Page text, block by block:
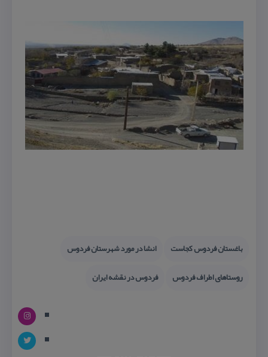
باغستان فردوس كجاست
انشا در مورد شهرستان فردوس
روستاهای اطراف فردوس
فردوس در نقشه ایران